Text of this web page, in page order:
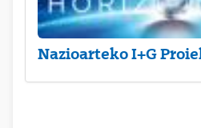
Nazioarteko I+G